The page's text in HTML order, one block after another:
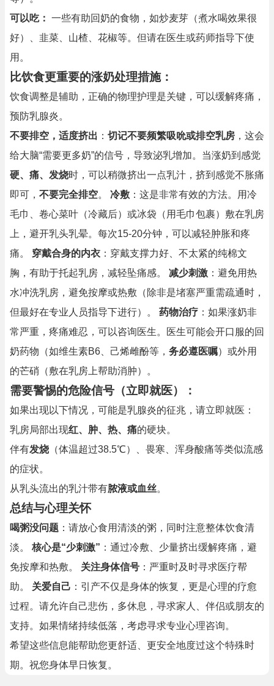
可以吃： 一些有助回奶的食物，如炒麦芽（煮水喝效果很
好）、韭菜、山楂、花椒等。但请在医生或药师指导下使
用。
比饮食更重要的涨奶处理措施：
饮食调整是辅助，正确的物理护理是关键，可以缓解疼痛，
预防乳腺炎。
不要排空，适度挤出 ： 切记不要频繁吸吮或排空乳房 ，这会
给大脑“需要更多奶”的信号，导致泌乳增加。当涨奶到感觉
硬、痛、发烧时，可以稍微挤出一点乳汁，挤到感觉不胀痛
即可， 不要完全排空。 冷敷 ：这是非常有效的方法。用冷
毛巾、卷心菜叶（冷藏后）或冰袋（用毛巾包裹）敷在乳房
上，避开乳头乳晕。每次15-20分钟，可以减轻肿胀和疼
痛。 穿戴合身的内衣 ：穿戴支撑力好、不太紧的纯棉文
胸，有助于托起乳房，减轻坠痛感。 减少刺激 ：避免用热
水冲洗乳房，避免按摩或热敷（除非是堵塞严重需疏通时，
但最好在专业人员指导下进行）。 药物治疗 ：如果涨奶非
常严重，疼痛难忍，可以咨询医生。医生可能会开口服的回
奶药物（如维生素B6、己烯雌酚等， 务必遵医嘱）或外用
的芒硝（敷在乳房上帮助消肿）。
需要警惕的危险信号（立即就医）：
如果出现以下情况，可能是乳腺炎的征兆，请立即就医：
乳房局部出现红、肿、热、痛的硬块。
伴有发烧 （体温超过38.5℃）、畏寒、浑身酸痛等类似流感
的症状。
从乳头流出的乳汁带有脓液或血丝。
总结与心理关怀
喝粥没问题 ：请放心食用清淡的粥，同时注意整体饮食清
淡。 核心是“少刺激” ：通过冷敷、少量挤出缓解疼痛，避
免按摩和热敷。 关注身体信号 ：严重时及时寻求医疗帮
助。 关爱自己 ：引产不仅是身体的恢复，更是心理的疗愈
过程。请允许自己悲伤，多休息，寻求家人、伴侣或朋友的
支持。如果情绪持续低落，考虑寻求专业心理咨询。
希望这些信息能帮助您更舒适、更安全地度过这个特殊时
期。祝您身体早日恢复。